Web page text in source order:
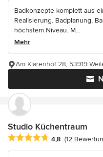
Badkonzepte komplett aus
Realisierung. Badplanung,
höchstem Niveau. M...
Mehr
Am Klarenhof 28, 53919
Studio Küchentraum
Durchschnittliche
4,8 (12